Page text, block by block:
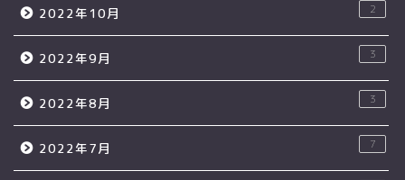
2022年10月 2
2022年9月 3
2022年8月 3
2022年7月 7